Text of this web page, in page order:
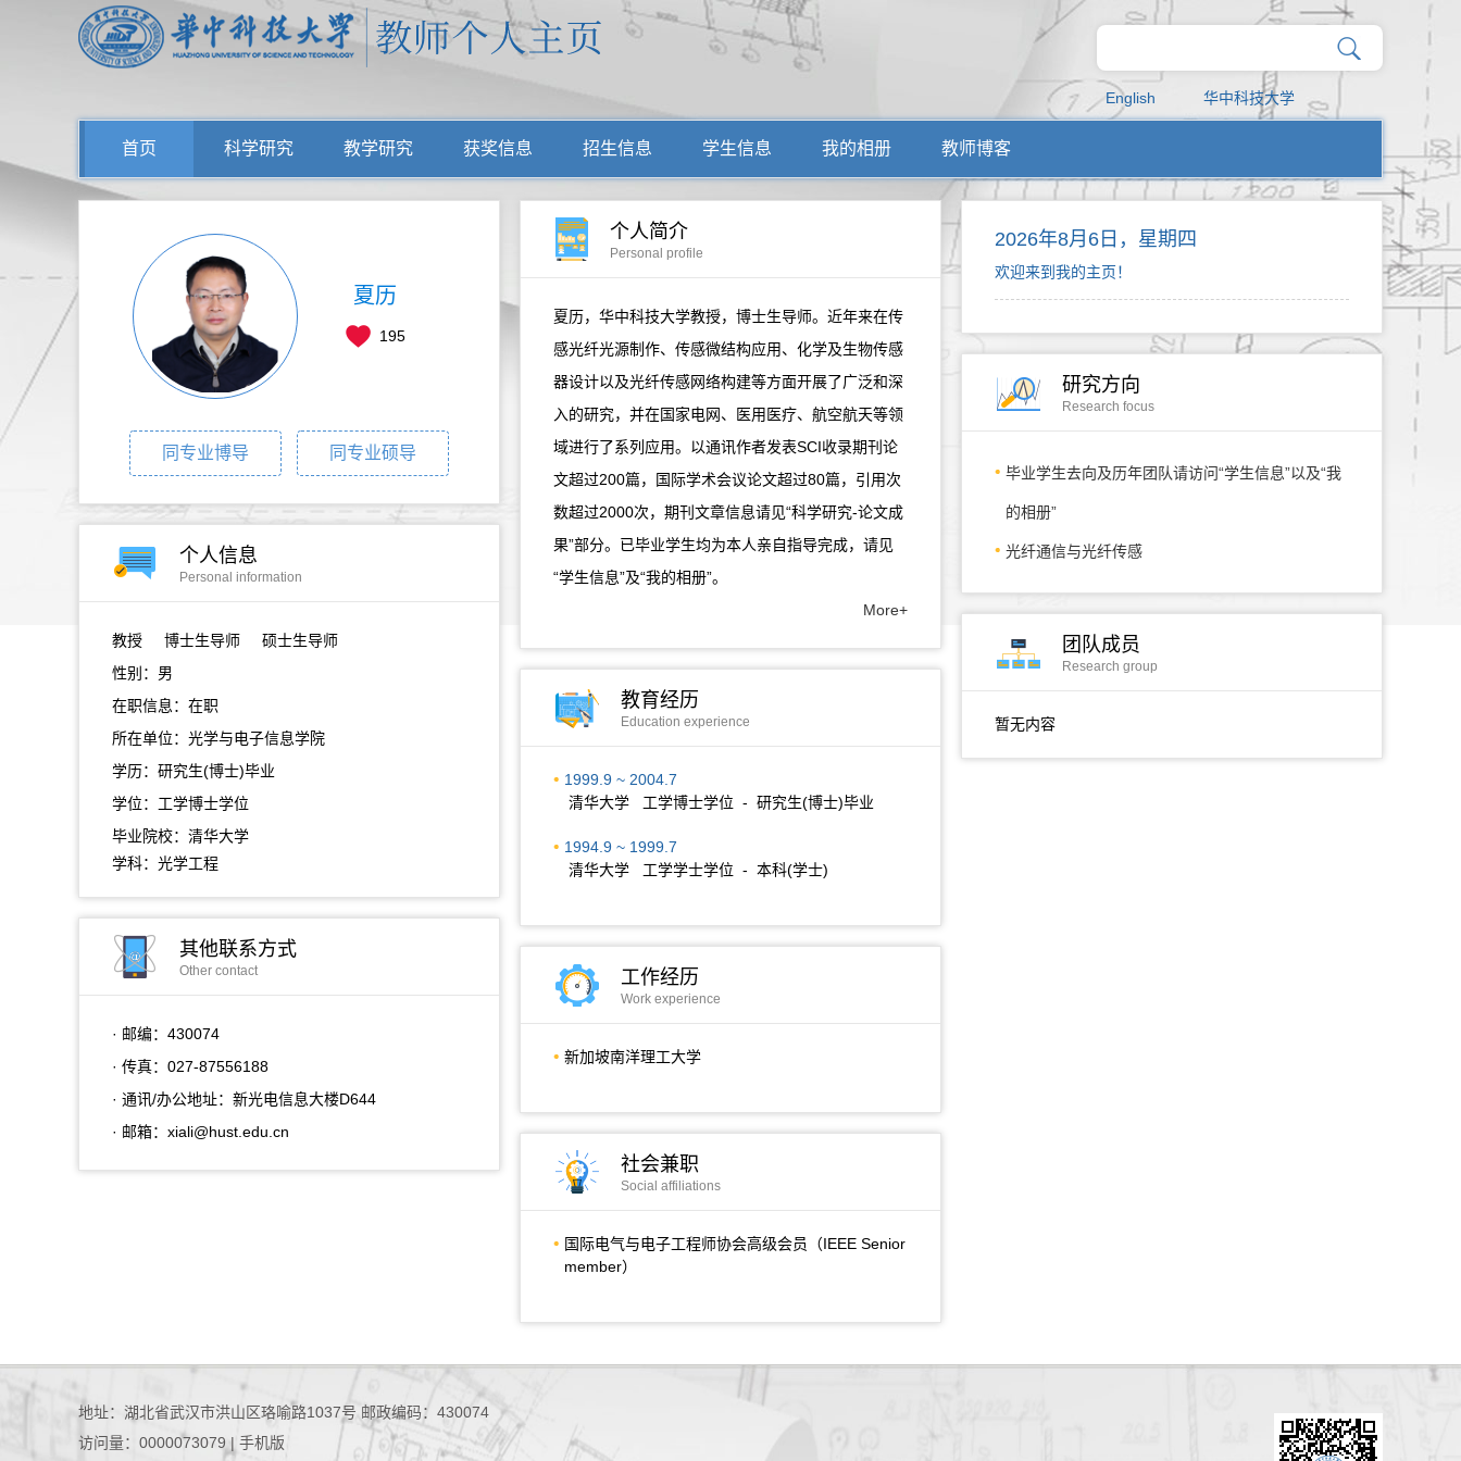
English 华中科技大学
首页 科学研究 教学研究 获奖信息 招生信息 学生信息 我的相册 教师博客
夏历
195
同专业博导 同专业硕导
个人信息
Personal information
教授
博士生导师 硕士生导师
性别：男
在职信息：在职
所在单位：光学与电子信息学院
学历：研究生(博士)毕业
学位：工学博士学位
毕业院校：清华大学
学科：光学工程
其他联系方式
Other contact
· 邮编： 430074
· 传真： 027-87556188
· 通讯/办公地址： 新光电信息大楼D644
· 邮箱： xiali@hust.edu.cn
个人简介
Personal profile
夏历，华中科技大学教授，博士生导师。近年来在传
感光纤光源制作、传感微结构应用、化学及生物传感
器设计以及光纤传感网络构建等方面开展了广泛和深
入的研究，并在国家电网、医用医疗、航空航天等领
域进行了系列应用。以通讯作者发表SCI收录期刊论
文超过200篇，国际学术会议论文超过80篇，引用次
数超过2000次，期刊文章信息请见“科学研究-论文成
果”部分。已毕业学生均为本人亲自指导完成，请见
“学生信息”及“我的相册”。
More+
教育经历
Education experience
1999.9 ~ 2004.7
清华大学 工学博士学位 - 研究生(博士)毕业
1994.9 ~ 1999.7
清华大学 工学学士学位 - 本科(学士)
工作经历
Work experience
新加坡南洋理工大学
社会兼职
Social affiliations
国际电气与电子工程师协会高级会员（IEEE Senior
member）
2026年8月6日，星期四
欢迎来到我的主页！
研究方向
Research focus
毕业学生去向及历年团队请访问“学生信息”以及“我
的相册”
光纤通信与光纤传感
团队成员
Research group
暂无内容
地址：湖北省武汉市洪山区珞喻路1037号 邮政编码：430074
访问量： 0000073079 | 手机版